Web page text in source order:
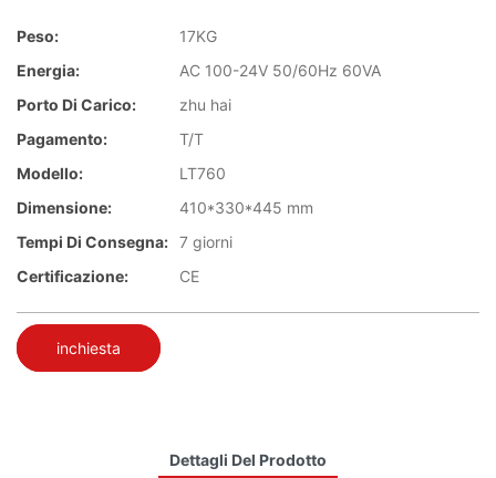
Peso:
17KG
Energia:
AC 100-24V 50/60Hz 60VA
Porto Di Carico:
zhu hai
Pagamento:
T/T
Modello:
LT760
Dimensione:
410*330*445 mm
Tempi Di Consegna: 7 giorni
Certificazione:
CE
inchiesta
Dettagli Del Prodotto